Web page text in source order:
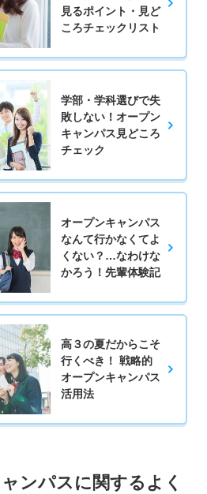
見るポイント・見ど
ころチェックリスト
学部・学科選びで失
敗しない！オープン
キャンパス見どころ
チェック
オープンキャンパス
なんて行かなくてよ
くない？…なわけな
かろう！先輩体験記
高３の夏だからこそ
行くべき！ 戦略的
オープンキャンパス
活用法
ンパスに関するよく